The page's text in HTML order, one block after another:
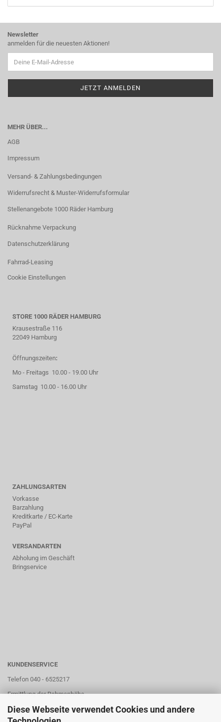
Diese Webseite verwendet Cookies und andere
EIN.
Newsletter
anmelden für die neuesten Aktionen!
MEHR ÜBER...
AGB
Impressum
Versand- & Zahlungsbedingungen
Widerrufsrecht & Muster-Widerrufsformular
Stellenangebote 1000 Räder Hamburg
Rücknahme Verpackung
Datenschutzerklärung
Fahrrad-Leasing
Cookie Einstellungen
STORE 1000 RÄDER HAMBURG
Krausestraße 116
22049 Hamburg
Öffnungszeiten:
Mo - Freitags 10.00 - 19.00 Uhr
Samstag 10.00 - 16.00 Uhr
ZAHLUNGSARTEN
Vorkasse
Barzahlung
Kreditkarte / EC-Karte
PayPal
VERSANDARTEN
Abholung im Geschäft
Bringservice
KUNDENSERVICE
Telefon 040 - 6525217
Ermittlung der Rahmenhöhe
Unser Store